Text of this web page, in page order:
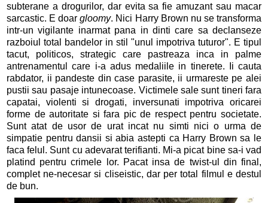
subterane a drogurilor, dar evita sa fie amuzant sau macar
sarcastic. E doargloomy. Nici Harry Brown nu se transforma
intr-un vigilante inarmat pana in dinti care sa declanseze
razboiul total bandelor in stil "unul impotriva tuturor". E tipul
tacut, politicos, strategic care pastreaza inca in palme
antrenamentul care i-a adus medaliile in tinerete. Ii cauta
rabdator, ii pandeste din case parasite, ii urmareste pe alei
pustii sau pasaje intunecoase. Victimele sale sunt tineri fara
capatai, violenti si drogati, inversunati impotriva oricarei
forme de autoritate si fara pic de respect pentru societate.
Sunt atat de usor de urat incat nu simti nici o urma de
simpatie pentru dansii si abia astepti ca Harry Brown sa le
faca felul. Sunt cu adevarat terifianti. Mi-a picat bine sa-i vad
platind pentru crimele lor. Pacat insa de twist-ul din final,
complet ne-necesar si cliseistic, dar per total filmul e destul
de bun.